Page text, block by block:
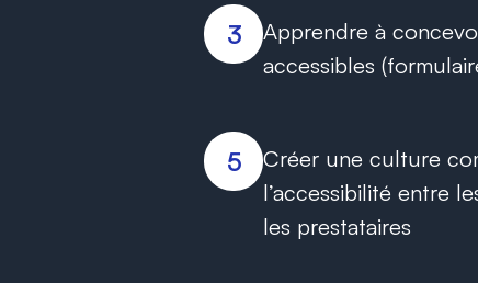
3
Apprendre à
accessibles
5
Créer une culture
l’accessibilité entre
les prestataires